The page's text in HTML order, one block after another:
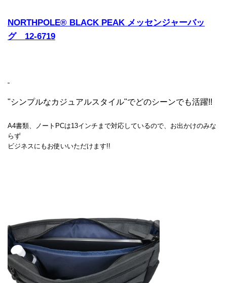
NORTHPOLE® BLACK PEAK メッセンジャーバッ
グ 12-6719
"シンプルなカジュアルスタイル"でどのシーンでも活躍!!
A4書類、ノートPCは13インチまで対応しているので、お出かけのみな
らず
ビジネスにもお使いいただけます!!